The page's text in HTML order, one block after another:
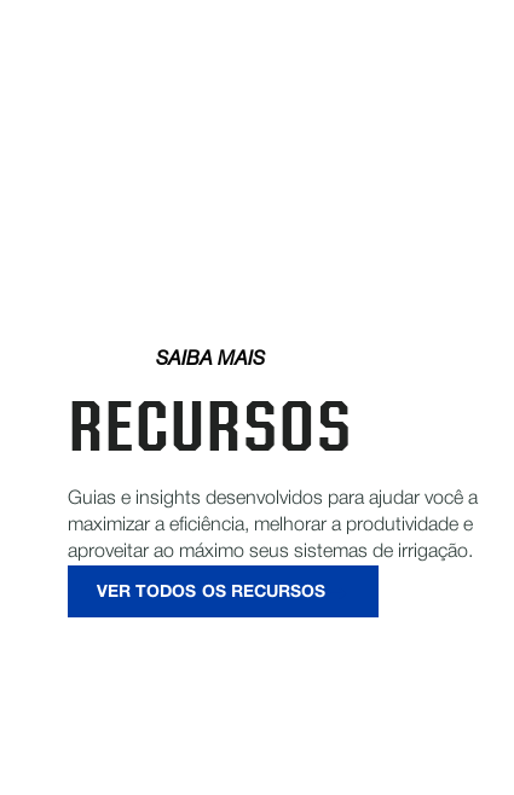
SAIBA MAIS
RECURSOS
Guias e insights desenvolvidos para ajudar você a
maximizar a eficiência, melhorar a produtividade e
aproveitar ao máximo seus sistemas de irrigação.
VER TODOS OS RECURSOS